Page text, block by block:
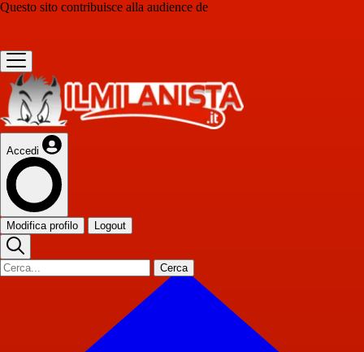
Questo sito contribuisce alla audience de
Accedi
Modifica profilo Logout
Cerca